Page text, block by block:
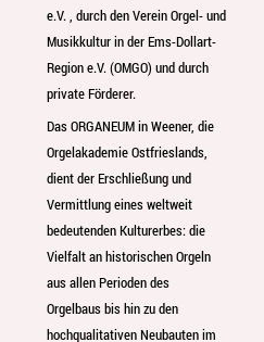
e.V. , durch den Verein Orgel- und
Musikkultur in der Ems-Dollart-
Region e.V. (OMGO) und durch
private Förderer.
Das ORGANEUM in Weener, die
Orgelakademie Ostfrieslands,
dient der Erschließung und
Vermittlung eines weltweit
bedeutenden Kulturerbes: die
Vielfalt an historischen Orgeln
aus allen Perioden des
Orgelbaus bis hin zu den
hochqualitativen Neubauten im